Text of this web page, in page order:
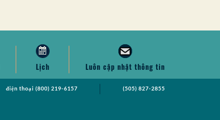
Lịch Luôn cập nhật thông tin
điện thoại (800) 219-6157 (505) 827-2855